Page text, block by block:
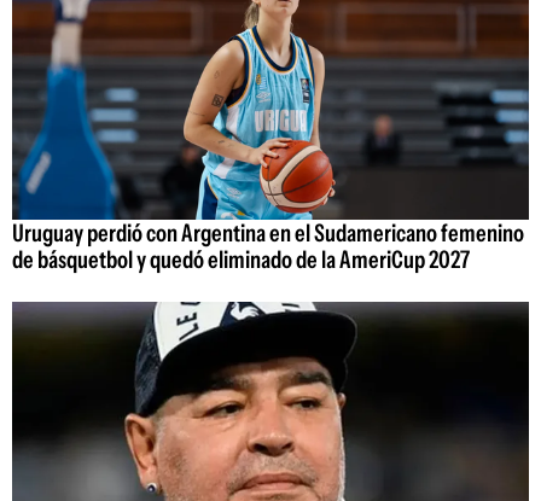
Uruguay perdió con Argentina en el Sudamericano femenino
de básquetbol y quedó eliminado de la AmeriCup 2027